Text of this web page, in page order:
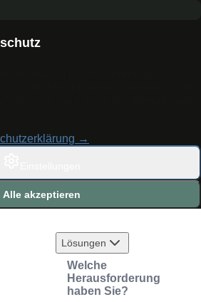
→
Alle akzeptieren
Lösungen
Welche
Herausforderung
haben Sie?